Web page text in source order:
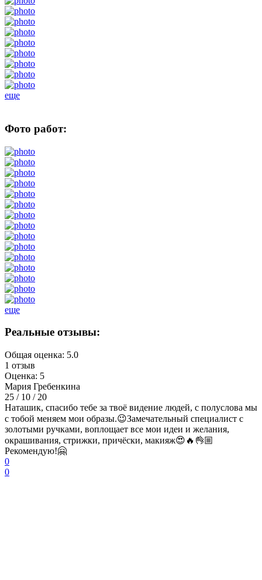
еще
Фото работ:
еще
Реальные отзывы:
Общая оценка: 5.0
1 отзыв
Оценка: 5
Мария Гребенкина
25 / 10 / 20
Наташик, спасибо тебе за твоё видение людей, с полуслова мы
с тобой меняем мои образы.😉Замечательный специалист с
золотыми ручками, воплощает все мои идеи и желания,
окрашивания, стрижки, причёски, макияж😍🔥👌🏼
Рекомендую!🤗
0
0